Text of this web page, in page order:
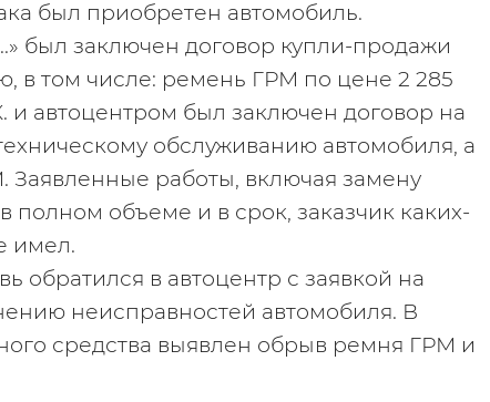
был приобретен автомобиль.
был заключен договор купли-продажи
в том числе: ремень ГРМ по цене 2 285
и автоцентром был заключен договор на
обслуживанию автомобиля, а
работы, включая замену
объеме и в срок, заказчик каких-
имел.
обратился в автоцентр с заявкой на
неисправностей автомобиля. В
средства выявлен обрыв ремня ГРМ и